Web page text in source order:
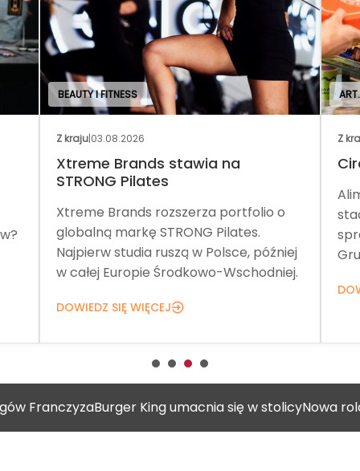
BEAUTY I FITNESS
Z kraju|03.08.2026
Xtreme Brands stawia na
STRONG Pilates
Xtreme Brands rozszerza portfolio o
globalną markę STRONG Pilates.
Najpierw studia ruszą w Polsce, później
w całej Europie Środkowo-Wschodniej.
DOWIEDZ SIĘ WIĘCEJ
Z
Burger King umacnia się w stolicyNowa rola